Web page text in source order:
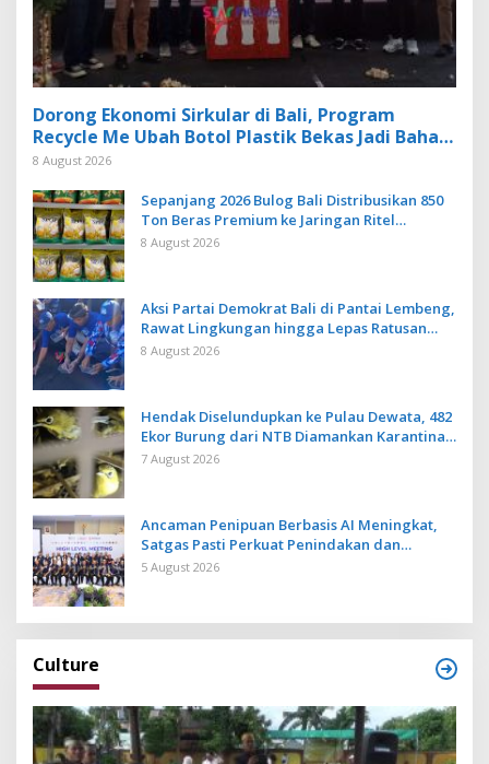
Dorong Ekonomi Sirkular di Bali, Program
Recycle Me Ubah Botol Plastik Bekas Jadi Bahan
Baku Baru
8 August 2026
Sepanjang 2026 Bulog Bali Distribusikan 850
Ton Beras Premium ke Jaringan Ritel
Moderen
8 August 2026
Aksi Partai Demokrat Bali di Pantai Lembeng,
Rawat Lingkungan hingga Lepas Ratusan
Tukik Bedawang Nala
8 August 2026
Hendak Diselundupkan ke Pulau Dewata, 482
Ekor Burung dari NTB Diamankan Karantina
Bali
7 August 2026
Ancaman Penipuan Berbasis AI Meningkat,
Satgas Pasti Perkuat Penindakan dan
Pengembangan Aplikasi Anti Penipuan
5 August 2026
Culture